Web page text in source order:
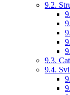
9.2.
9.3.
9.4.